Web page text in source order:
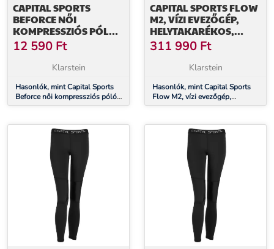
CAPITAL SPORTS
BEFORCE NŐI
KOMPRESSZIÓS PÓLÓ,
EDZŐ PÓLÓ, XS
12 590 Ft
Klarstein
Hasonlók, mint Capital Sports
Beforce női kompressziós póló,
edző póló, XS
CAPITAL SPORTS FLOW
M2, VÍZI EVEZŐGÉP,
HELYTAKARÉKOS,
EDZŐ SZÁMÍTÓGÉPPEL,
150 KG-IG
311 990 Ft
Klarstein
Hasonlók, mint Capital Sports
Flow M2, vízi evezőgép,
helytakarékos, edző